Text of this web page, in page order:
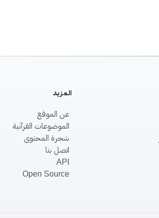
المزيد
عن الموقع
الموضوعات القرآنية
شجرة المحتوى
اتصل بنا
API
Open Source